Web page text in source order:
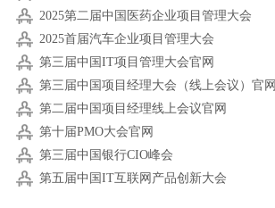
2025第二届中国医药企业项目管理大会
2025首届汽车企业项目管理大会
第三届中国IT项目管理大会官网
第三届中国项目经理大会（线上会议）官网
第二届中国项目经理线上会议官网
第十届PMO大会官网
第三届中国银行CIO峰会
第五届中国IT互联网产品创新大会